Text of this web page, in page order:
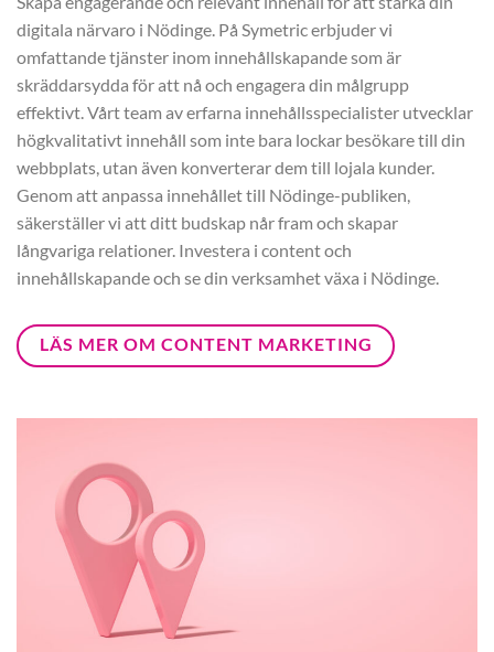
digitala närvaro i Nödinge. På Symetric erbjuder vi
omfattande tjänster inom innehållskapande som är
skräddarsydda för att nå och engagera din målgrupp
effektivt. Vårt team av erfarna innehållsspecialister utvecklar
högkvalitativt innehåll som inte bara lockar besökare till din
webbplats, utan även konverterar dem till lojala kunder.
Genom att anpassa innehållet till Nödinge-publiken,
säkerställer vi att ditt budskap når fram och skapar
långvariga relationer. Investera i content och
innehållskapande och se din verksamhet växa i Nödinge.
LÄS MER OM CONTENT MARKETING